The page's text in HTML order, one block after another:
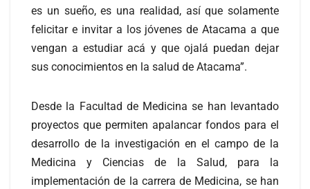
es un sueño, es una realidad, así que solamente
felicitar e invitar a los jóvenes de Atacama a que
vengan a estudiar acá y que ojalá puedan dejar
sus conocimientos en la salud de Atacama”.
Desde la Facultad de Medicina se han levantado
proyectos que permiten apalancar fondos para el
desarrollo de la investigación en el campo de la
Medicina y Ciencias de la Salud, para la
implementación de la carrera de Medicina, se han